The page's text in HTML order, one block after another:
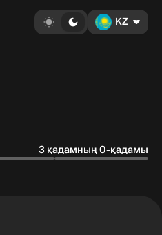
KZ
3 қадамның 0-қадамы